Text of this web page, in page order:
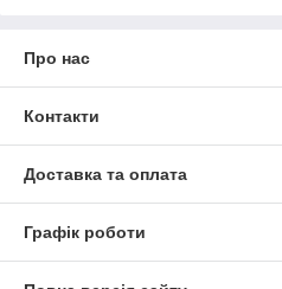
Про нас
Контакти
Доставка та оплата
Графік роботи